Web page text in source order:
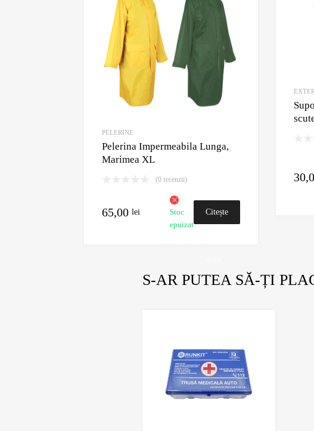
S-AR PUTEA SĂ-ȚI
PELERINE
Pelerina Impermeabila Lunga,
Marimea XL
(0 recenzii)
65,00lei
Stoc
epuizat
Citește